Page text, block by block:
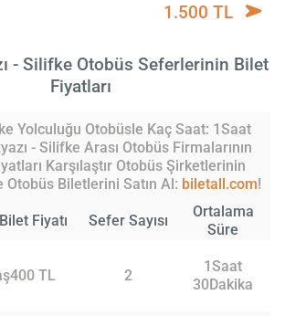
1.500 TL
- Silifke Otobüs Seferlerinin Bilet
Fiyatları
Yolculuğu Otobüsle Kaç Saat: 1Saat
- Silifke Arası Otobüs Firmalarının
Karşılaştır Otobüs Şirketlerinin
Otobüs Biletlerini Satın Al: biletall.com!
Bilet Fiyatı Sefer Sayısı
Ortalama
Süre
400 TL 2
1Saat
30Dakika